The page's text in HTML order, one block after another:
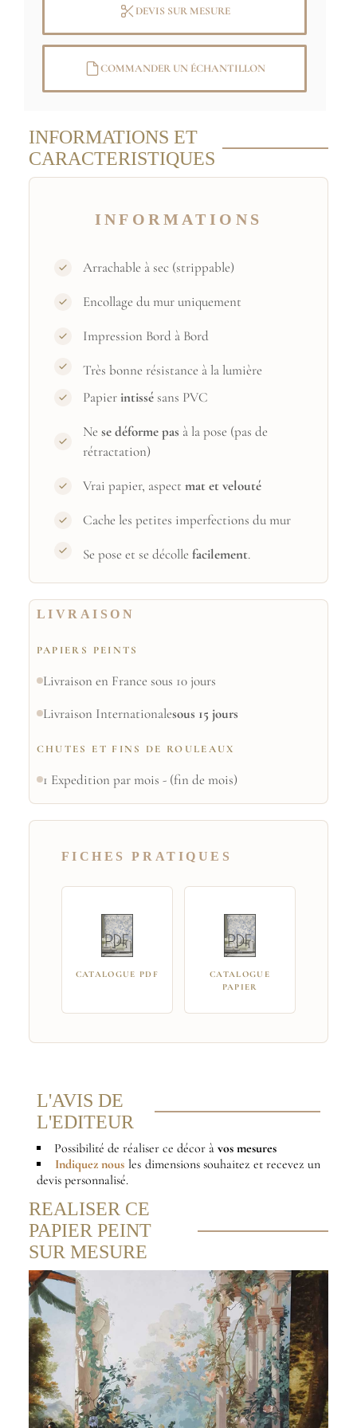
Existe en taille 112x30,5cm
Dist. RMN-Grand Palais / Jean-Yves et
DEVIS SUR MESURE
COMMANDER UN ÉCHANTILLON
INFORMATIONS ET
CARACTERISTIQUES
INFORMATIONS
Arrachable à sec (strippable)
Encollage du mur uniquement
Impression Bord à Bord
Très bonne résistance à la lumière
Papierintissésans PVC
Nese déforme pas à la pose (pas de
rétractation)
Vrai papier, aspectmat et velouté
Cache les petites imperfections du mur
Se pose et se décollefacilement.
LIVRAISON
PAPIERS PEINTS
Livraison en France sous 10 jours
Livraison Internationalesous 15 jours
CHUTES ET FINS DE ROULEAUX
1 Expedition par mois - (fin de mois)
FICHES PRATIQUES
CATALOGUE PDF
CATALOGUE
PAPIER
L'AVIS DE
L'EDITEUR
Possibilité de réaliser ce décor à vos mesures
Indiquez nous les dimensions souhaitez et recevez un
devis personnalisé.
REALISER CE
PAPIER PEINT
SUR MESURE